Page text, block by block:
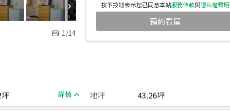
1/14
按下按鈕表示您已同意本站服務條款與隱私權聲明
預約看屋
詳情 地坪
43.26坪